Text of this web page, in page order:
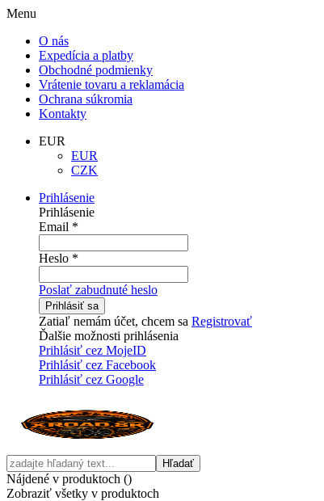
Menu
O nás
Expedícia a platby
Obchodné podmienky
Vrátenie tovaru a reklamácia
Ochrana súkromia
Kontakty
EUR
EUR
CZK
Prihlásenie
Prihlásenie
Email *
Heslo *
Poslať zabudnuté heslo
Prihlásiť sa
Zatiaľ nemám účet, chcem sa Registrovať
Ďalšie možnosti prihlásenia
Prihlásiť cez MojeID
Prihlásiť cez Facebook
Prihlásiť cez Google
Hľadať
Nájdené v produktoch ()
Zobraziť všetky v produktoch